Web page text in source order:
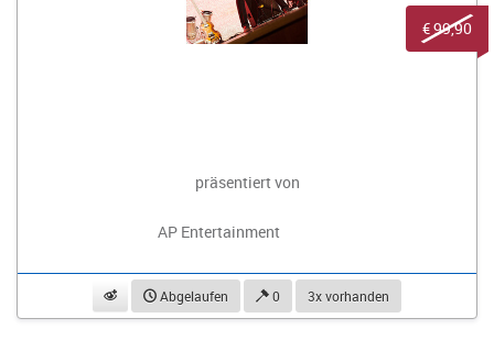
präsentiert von
AP Entertainment
beobachtenAbgelaufen 0 3x vorhanden
€ 99,90